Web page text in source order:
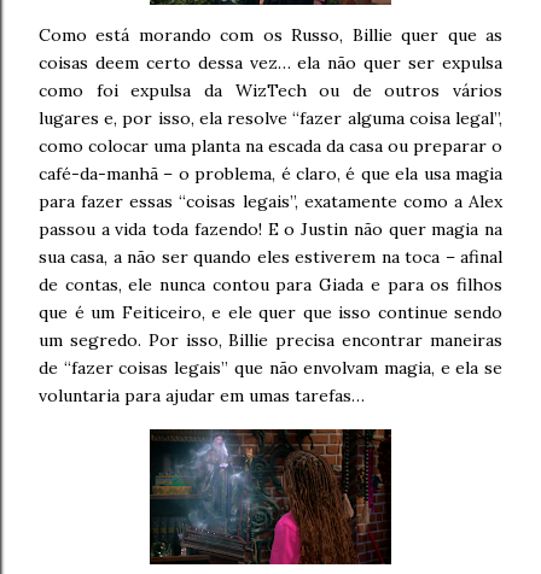
Como está morando com os Russo, Billie quer que as
coisas deem certo dessa vez… ela não quer ser expulsa
como foi expulsa da WizTech ou de outros vários
lugares e, por isso, ela resolve “fazer alguma coisa legal”,
como colocar uma planta na escada da casa ou preparar o
café-da-manhã – o problema, é claro, é que ela usa magia
para fazer essas “coisas legais”, exatamente como a Alex
passou a vida toda fazendo! E o Justin não quer magia na
sua casa, a não ser quando eles estiverem na toca – afinal
de contas, ele nunca contou para Giada e para os filhos
que é um Feiticeiro, e ele quer que isso continue sendo
um segredo. Por isso, Billie precisa encontrar maneiras
de “fazer coisas legais” que não envolvam magia, e ela se
voluntaria para ajudar em umas tarefas…